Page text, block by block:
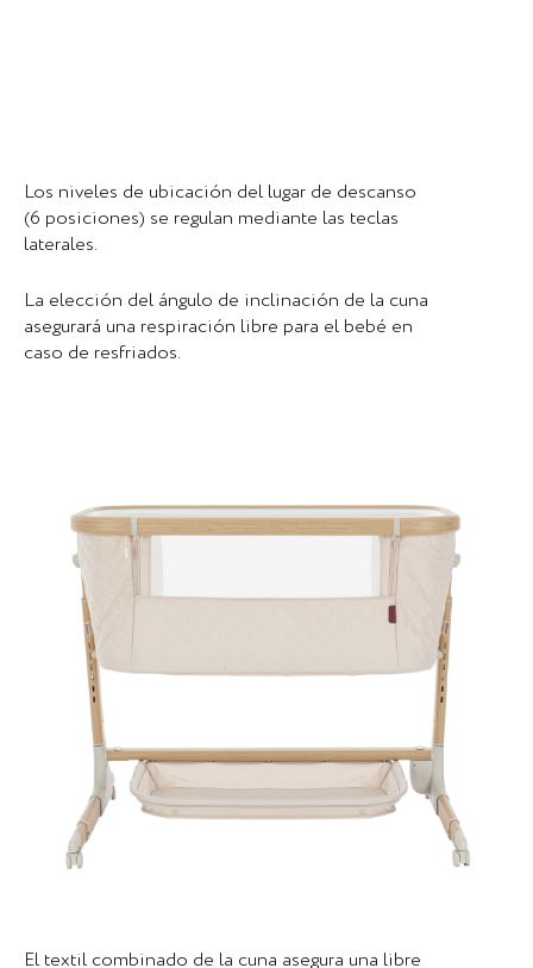
Los niveles de ubicación del lugar de descanso
(6 posiciones) se regulan mediante las teclas
laterales.
La elección del ángulo de inclinación de la cuna
asegurará una respiración libre para el bebé en
caso de resfriados.
El textil combinado de la cuna asegura una libre